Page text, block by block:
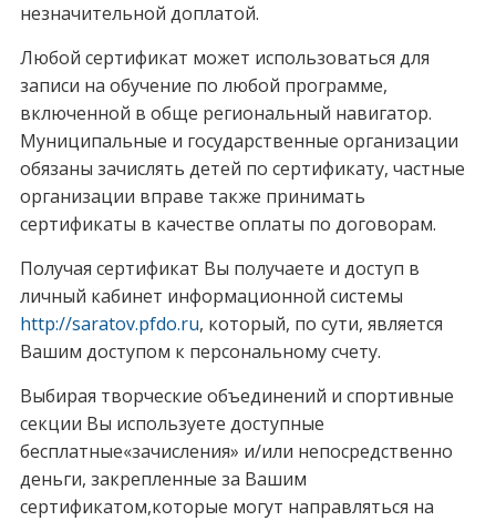
незначительной доплатой.
Любой сертификат может использоваться для
записи на обучение по любой программе,
включенной в обще региональный навигатор.
Муниципальные и государственные организации
обязаны зачислять детей по сертификату, частные
организации вправе также принимать
сертификаты в качестве оплаты по договорам.
Получая сертификат Вы получаете и доступ в
личный кабинет информационной системы
http://saratov.pfdo.ru, который, по сути, является
Вашим доступом к персональному счету.
Выбирая творческие объединений и спортивные
секции Вы используете доступные
бесплатные«зачисления» и/или непосредственно
деньги, закрепленные за Вашим
сертификатом,которые могут направляться на